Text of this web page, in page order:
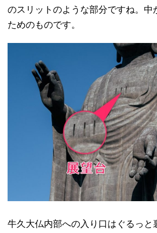
のスリットのような部分ですね。中
ためのものです。
牛久大仏内部への入り口はぐるっと